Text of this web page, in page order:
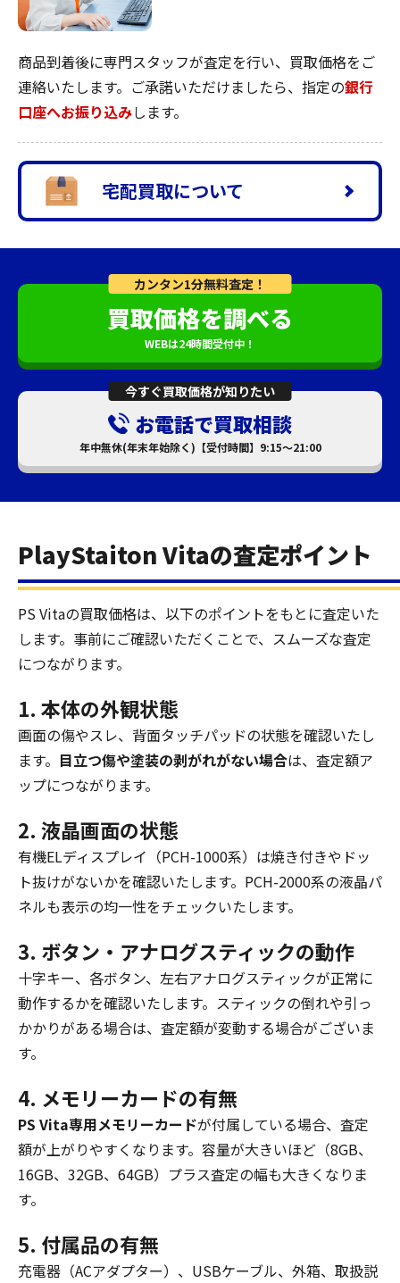
商品到着後に専門スタッフが査定を行い、買取価格をご
連絡いたします。ご承諾いただけましたら、指定の銀行
口座へお振り込みします。
宅配買取について
カンタン1分無料査定！
買取価格を調べる
WEBは24時間受付中！
今すぐ買取価格が知りたい
お電話で買取相談
年中無休(年末年始除く)【受付時間】9:15～21:00
PlayStaiton Vitaの査定ポイント
PS Vitaの買取価格は、以下のポイントをもとに査定いた
します。事前にご確認いただくことで、スムーズな査定
につながります。
1. 本体の外観状態
画面の傷やスレ、背面タッチパッドの状態を確認いたし
ます。 目立つ傷や塗装の剥がれがない場合は、査定額ア
ップにつながります。
2. 液晶画面の状態
有機ELディスプレイ（PCH-1000系）は焼き付きやドッ
ト抜けがないかを確認いたします。PCH-2000系の液晶パ
ネルも表示の均一性をチェックいたします。
3. ボタン・アナログスティックの動作
十字キー、各ボタン、左右アナログスティックが正常に
動作するかを確認いたします。スティックの倒れや引っ
かかりがある場合は、査定額が変動する場合がございま
す。
4. メモリーカードの有無
PS Vita専用メモリーカードが付属している場合、査定
額が上がりやすくなります。容量が大きいほど（8GB、
16GB、32GB、64GB）プラス査定の幅も大きくなりま
す。
5. 付属品の有無
充電器（ACアダプター）、USBケーブル、外箱、取扱説